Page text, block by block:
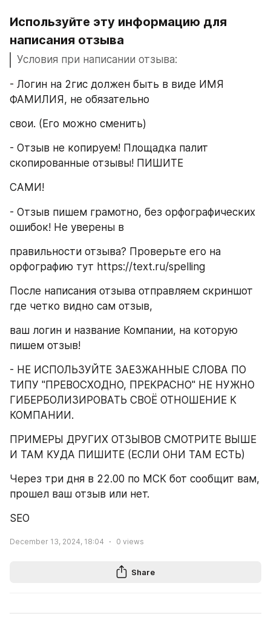
Используйте эту информацию для
написания отзыва
Условия при написании отзыва:
- Логин на 2гис должен быть в виде ИМЯ
ФАМИЛИЯ, не обязательно
свои. (Его можно сменить)
- Отзыв не копируем! Площадка палит
скопированные отзывы! ПИШИТЕ
САМИ!
- Отзыв пишем грамотно, без орфографических
ошибок! Не уверены в
правильности отзыва? Проверьте его на
орфографию тут https://text.ru/spelling
После написания отзыва отправляем скриншот
где четко видно сам отзыв,
ваш логин и название Компании, на которую
пишем отзыв!
- НЕ ИСПОЛЬЗУЙТЕ ЗАЕЗЖАННЫЕ СЛОВА ПО
ТИПУ "ПРЕВОСХОДНО, ПРЕКРАСНО" НЕ НУЖНО
ГИБЕРБОЛИЗИРОВАТЬ СВОЁ ОТНОШЕНИЕ К
КОМПАНИИ.
ПРИМЕРЫ ДРУГИХ ОТЗЫВОВ СМОТРИТЕ ВЫШЕ
И ТАМ КУДА ПИШИТЕ (ЕСЛИ ОНИ ТАМ ЕСТЬ)
Через три дня в 22.00 по МСК бот сообщит вам,
прошел ваш отзыв или нет.
SEO
December 13, 2024, 18:04 0 views
Share